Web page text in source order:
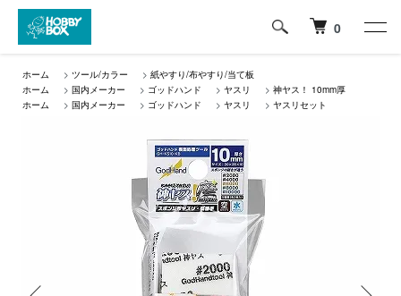
0
ホーム > ツール/カラー > 紙やすり/布やすり/当て板
ホーム
> 国内メーカー > ゴッドハンド > ヤスリ > 神ヤス！ 10mm厚
ホーム
> 国内メーカー > ゴッドハンド > ヤスリ > ヤスリセット